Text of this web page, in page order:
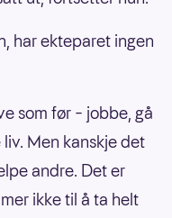
har ekteparet ingen
som før – jobbe, gå
Men kanskje det
andre. Det er
ikke til å ta helt